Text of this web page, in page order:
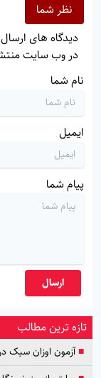
نظر شما
دیدگاه های
در وب سایت
نام شما
ایمیل
پیام شما
ارسال
تازه ترین مطالب
■آزمون اوزان سبک